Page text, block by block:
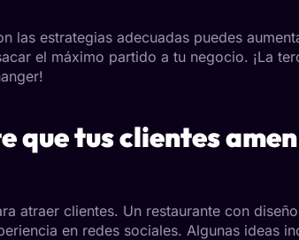
las estrategias adecuadas puedes
el máximo partido a tu negocio. ¡La
que tus clientes
atraer clientes. Un restaurante con
en redes sociales. Algunas ideas